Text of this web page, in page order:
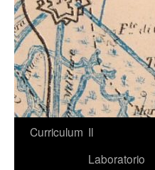
Curriculum Il
Laboratorio